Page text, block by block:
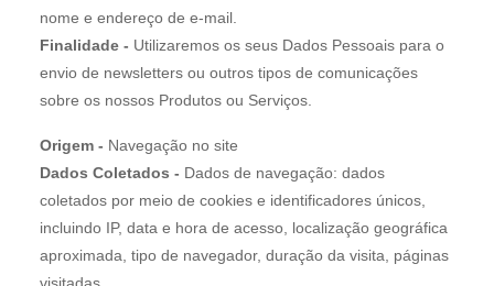
nome e endereço de e-mail.
Finalidade - Utilizaremos os seus Dados Pessoais para o
envio de newsletters ou outros tipos de comunicações
sobre os nossos Produtos ou Serviços.
Origem - Navegação no site
Dados Coletados - Dados de navegação: dados
coletados por meio de cookies e identificadores únicos,
incluindo IP, data e hora de acesso, localização geográfica
aproximada, tipo de navegador, duração da visita, páginas